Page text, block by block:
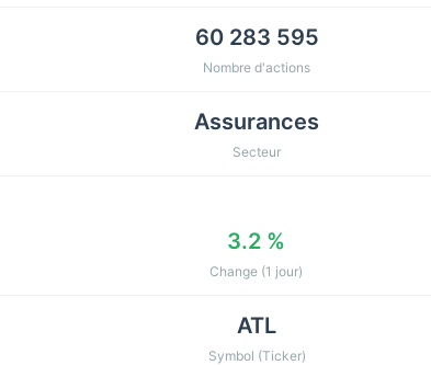
60 283 595
Nombre d'actions
Assurances
Secteur
3.2 %
Change (1 jour)
ATL
Symbol (Ticker)